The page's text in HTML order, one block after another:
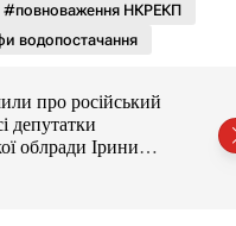
к
а
о
о
#повноваження НКРЕКП
водопостачання
про російський
депутатки
облради Ірини